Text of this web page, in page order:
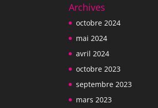
Archives
octobre 2024
mai 2024
avril 2024
octobre 2023
septembre 2023
mars 2023